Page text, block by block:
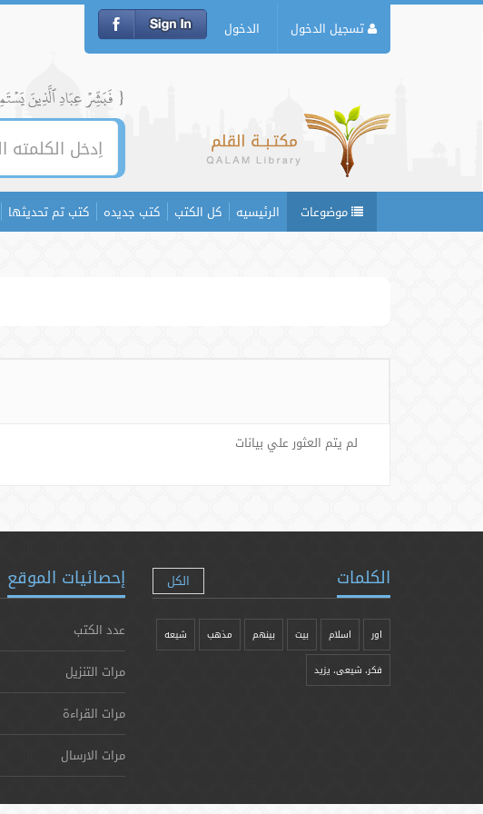
تسجيل الدخول الدخول
{ فَبَشِّرۡ عِبَادِ ٱلَّذِينَ
موضوعات الرئيسيه كل الكتب كتب جديده كتب تم تحديثها
لم يتم العثور علي بيانات
الكلمات الكل
اور اسلام بیت بينهم مذهب شيعه
فکر، شیعی، یزيد
إحصائيات الموقع
عدد الكتب
مرات التنزيل
مرات القراءة
مرات الارسال